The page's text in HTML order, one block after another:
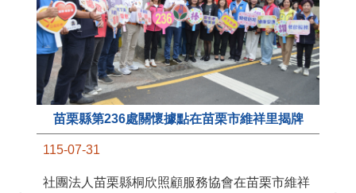
苗栗縣第236處關懷據點在苗栗市維祥里揭牌
115-07-31
社團法人苗栗縣桐欣照顧服務協會在苗栗市維祥